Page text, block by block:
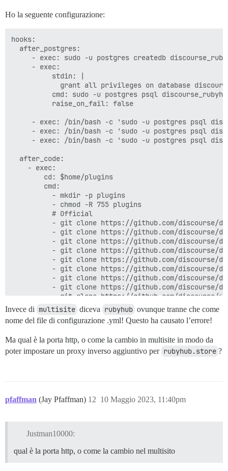
Ho la seguente configurazione:
hooks:
  after_postgres:
- exec: sudo -u postgres createdb
     - exec:
          stdin: |
grant all privileges on database
cmd: sudo -u postgres psql
          raise_on_fail: false
- exec: /bin/bash -c 'sudo -u postgres psql
- exec: /bin/bash -c 'sudo -u postgres psql
- exec: /bin/bash -c 'sudo -u postgres psql
  after_code:
    - exec:
        cd: $home/plugins
        cmd:
          - mkdir -p plugins
          - chmod -R 755 plugins
          # Official
- git clone https://github.com/discourse/
- git clone https://github.com/discourse/
- git clone https://github.com/discourse/
- git clone https://github.com/discourse/
- git clone https://github.com/discourse/
- git clone https://github.com/discourse/
- git clone https://github.com/discourse/
- git clone https://github.com/discourse/
- git clone https://github.com/discourse/
- git clone https://github.com/discourse/
- git clone https://github.com/discourse/
- git clone https://github.com/discourse/
- git clone https://github.com/discourse/
- git clone https://github.com/discourse/
- git clone https://github.com/
- git clone https://github.com/
- git clone https://github.com/
          # Coopcreds
Invece di multisite diceva rubyhub ovunque tranne che come
nome del file di configurazione .yml! Questo ha causato l’errore!
Ma qual è la porta http, o come la cambio in multisite in modo da
poter impostare un proxy inverso aggiuntivo per rubyhub.store ?
pfaffman (Jay Pfaffman) 10 Maggio 2023, 11:40pm
12
Justman10000:
qual è la porta http, o come la cambio nel multisito